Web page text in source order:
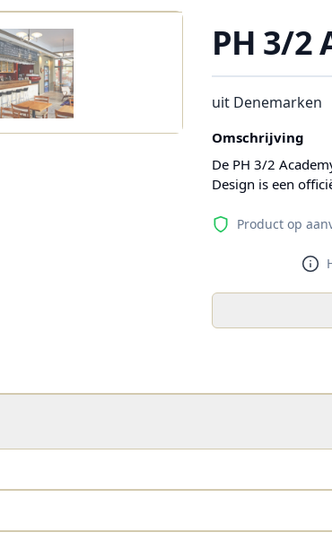
PH 3/2
uit Denemarken
Omschrijving
De PH 3/2
Design is een
Product op